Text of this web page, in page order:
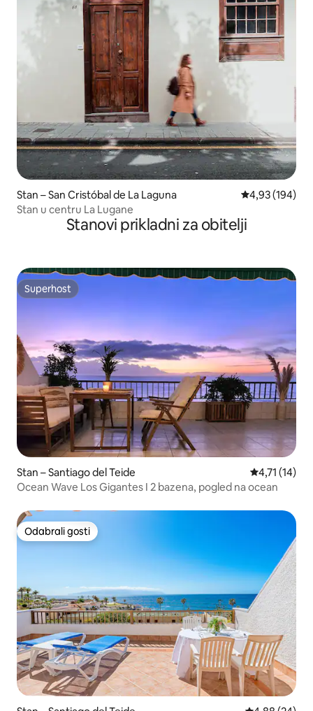
Stan – San Cristóbal de La Laguna Prosječna
4,93 (194)
Stan u centru La Lugane
Stanovi prikladni za obitelji
Superhost
Superhost
Stan – Santiago del Teide Prosječna
4,71 (14)
Ocean Wave Los Gigantes I 2 bazena, pogled na ocean
Odabrali gosti
Odabrali gosti